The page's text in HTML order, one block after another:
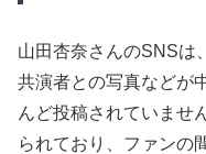
山田杏奈さんのSNSは
共演者との写真などが
んど投稿されていませ
られており、ファンの